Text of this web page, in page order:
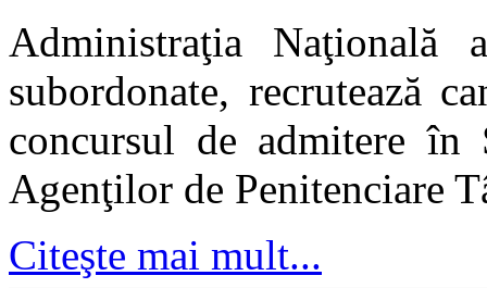
Administraţia Naţională
subordonate, recrutează
concursul de admitere în
Agenţilor de Penitenciare
Citeşte mai mult...